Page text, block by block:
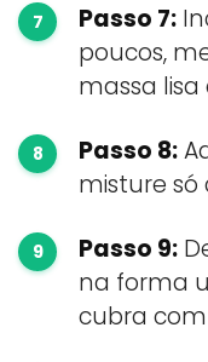
Passo 7:
poucos,
massa
Passo 8:
misture só
Passo 9:
na forma
cubra